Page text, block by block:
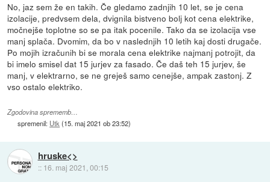
No, jaz sem že en takih. Če gledamo zadnjih 10 let, se je cena
izolacije, predvsem dela, dvignila bistveno bolj kot cena elektrike,
močnejše toplotne so se pa itak pocenile. Tako da se izolacija vse
manj splača. Dvomim, da bo v naslednjih 10 letih kaj dosti drugače.
Po mojih izračunih bi se morala cena elektrike najmanj potrojit, da
bi imelo smisel dat 15 jurjev za fasado. Če daš teh 15 jurjev, še
manj, v elektrarno, se ne greješ samo cenejše, ampak zastonj. Z
vso ostalo elektriko.
Zgodovina sprememb…
spremenil: Utk (15. maj 2021 ob 23:52)
hruske<>
:: 16. maj 2021, 00:15